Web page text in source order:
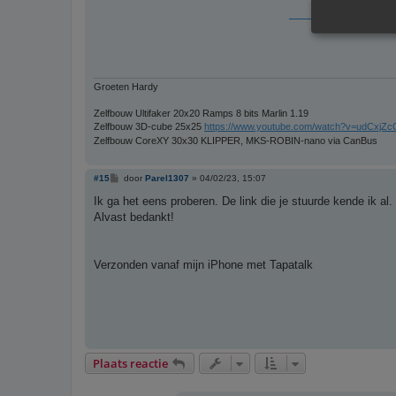
Groeten Hardy
Zelfbouw Ultifaker 20x20 Ramps 8 bits Marlin 1.19
Zelfbouw 3D-cube 25x25 https://www.youtube.com/
Zelfbouw CoreXY 30x30 KLIPPER, MKS-ROBIN-nano via CanBus
#15
B
c
door Parel1307 » 04/02/23, 15:07
Ik ga het eens proberen. De link die je stuurde kende ik al.
Alvast bedankt!
Verzonden vanaf mijn iPhone met Tapatalk
Plaats reactie